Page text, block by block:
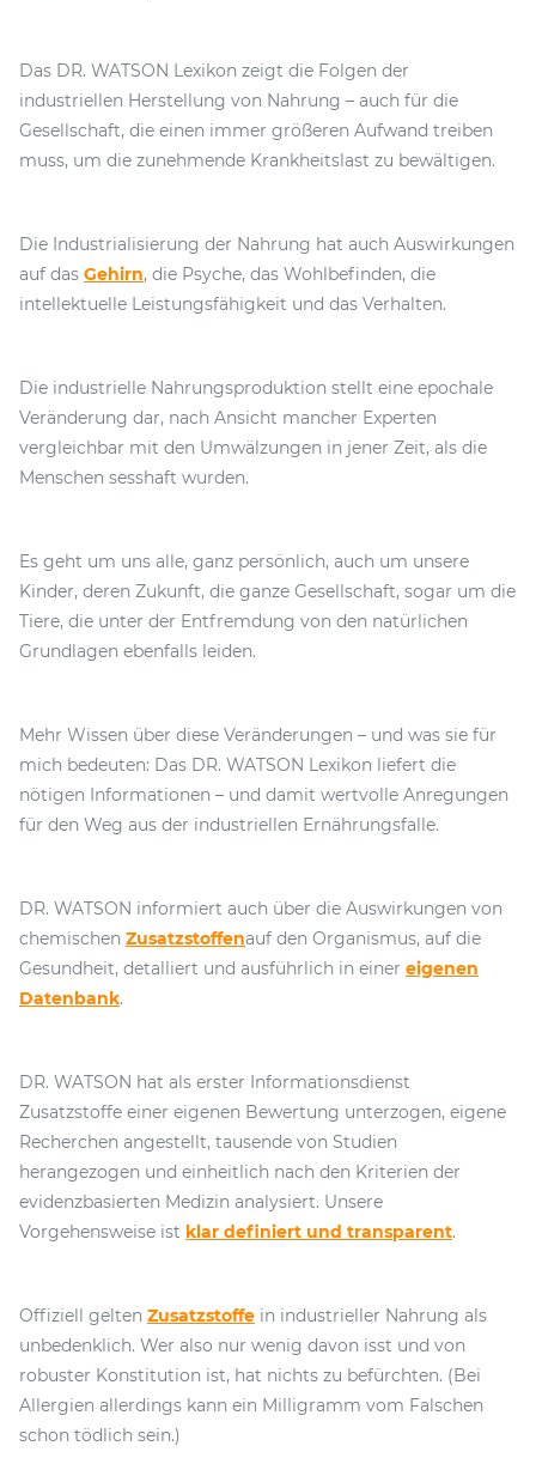
Das DR. WATSON Lexikon zeigt die Folgen der
industriellen Herstellung von Nahrung – auch für die
Gesellschaft, die einen immer größeren Aufwand treiben
muss, um die zunehmende Krankheitslast zu bewältigen.
Die Industrialisierung der Nahrung hat auch Auswirkungen
auf das Gehirn, die Psyche, das Wohlbefinden, die
intellektuelle Leistungsfähigkeit und das Verhalten.
Die industrielle Nahrungsproduktion stellt eine epochale
Veränderung dar, nach Ansicht mancher Experten
vergleichbar mit den Umwälzungen in jener Zeit, als die
Menschen sesshaft wurden.
Es geht um uns alle, ganz persönlich, auch um unsere
Kinder, deren Zukunft, die ganze Gesellschaft, sogar um die
Tiere, die unter der Entfremdung von den natürlichen
Grundlagen ebenfalls leiden.
Mehr Wissen über diese Veränderungen – und was sie für
mich bedeuten: Das DR. WATSON Lexikon liefert die
nötigen Informationen – und damit wertvolle Anregungen
für den Weg aus der industriellen Ernährungsfalle.
DR. WATSON informiert auch über die Auswirkungen von
chemischen Zusatzstoffenauf den Organismus, auf die
Gesundheit, detalliert und ausführlich in einer eigenen
Datenbank.
DR. WATSON hat als erster Informationsdienst
Zusatzstoffe einer eigenen Bewertung unterzogen, eigene
Recherchen angestellt, tausende von Studien
herangezogen und einheitlich nach den Kriterien der
evidenzbasierten Medizin analysiert. Unsere
Vorgehensweise ist klar definiert und transparent.
Offiziell gelten Zusatzstoffe in industrieller Nahrung als
unbedenklich. Wer also nur wenig davon isst und von
robuster Konstitution ist, hat nichts zu befürchten. (Bei
Allergien allerdings kann ein Milligramm vom Falschen
schon tödlich sein.)